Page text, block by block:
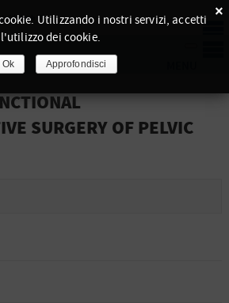
SURGERY OF PELVIC
×
Utilizzando i nostri servizi, accetti
l'utilizzo dei cookie.
Ok Approfondisci